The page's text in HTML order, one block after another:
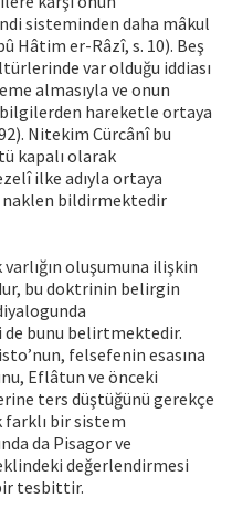
sisteminden daha mâkul
Hâtim er-Râzî, s. 10). Beş
var olduğu iddiası
almasıyla ve onun
hareketle ortaya
Nitekim Cürcânî bu
kapalı olarak
ilke adıyla ortaya
naklen bildirmektedir
oluşumuna ilişkin
bu doktrinin belirgin
de bunu belirtmektedir.
felsefenin esasına
Eflâtun ve önceki
ters düştüğünü gerekçe
bir sistem
da Pisagor ve
değerlendirmesi
tesbittir.